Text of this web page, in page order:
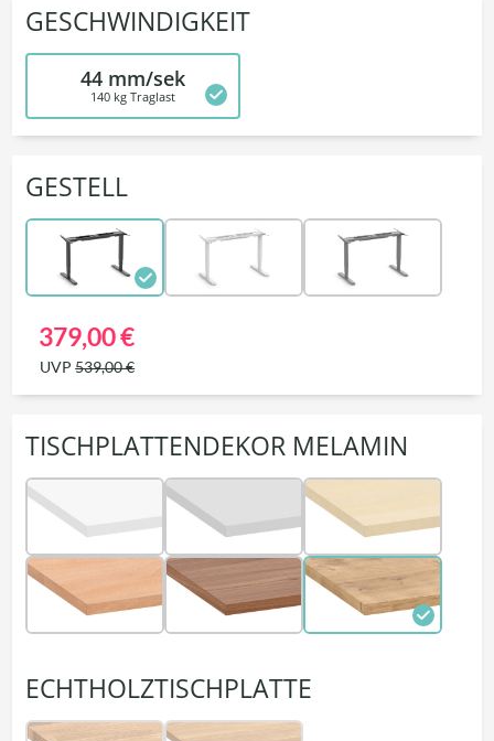
GESCHWINDIGKEIT
44 mm/sek
140 kg Traglast
GESTELL
379,00 €
UVP539,00 €
TISCHPLATTENDEKOR MELAMIN
ECHTHOLZTISCHPLATTE